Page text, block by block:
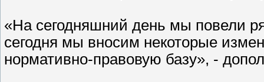
«На сегодняшний день мы повели
сегодня мы вносим некоторые
нормативно-правовую базу», -